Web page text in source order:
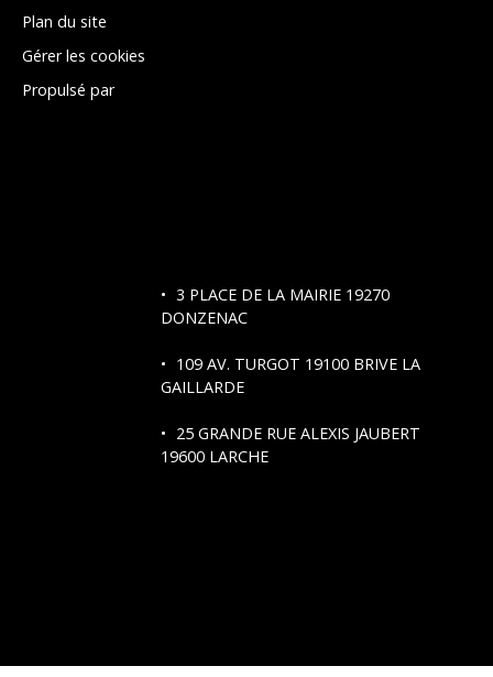
Plan du site
Gérer les cookies
Propulsé par
3 PLACE DE LA MAIRIE 19270
DONZENAC
109 AV. TURGOT 19100 BRIVE LA
GAILLARDE
25 GRANDE RUE ALEXIS JAUBERT
19600 LARCHE